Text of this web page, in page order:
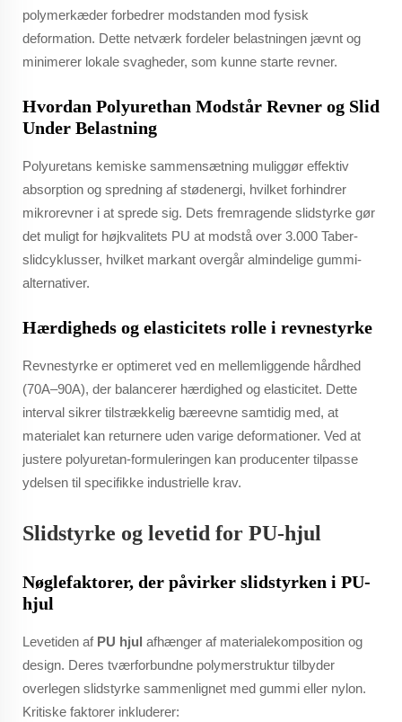
polymerkæder forbedrer modstanden mod fysisk
deformation. Dette netværk fordeler belastningen jævnt og
minimerer lokale svagheder, som kunne starte revner.
Hvordan Polyurethan Modstår Revner og Slid
Under Belastning
Polyuretans kemiske sammensætning muliggør effektiv
absorption og spredning af stødenergi, hvilket forhindrer
mikrorevner i at sprede sig. Dets fremragende slidstyrke gør
det muligt for højkvalitets PU at modstå over 3.000 Taber-
slidcyklusser, hvilket markant overgår almindelige gummi-
alternativer.
Hærdigheds og elasticitets rolle i revnestyrke
Revnestyrke er optimeret ved en mellemliggende hårdhed
(70A–90A), der balancerer hærdighed og elasticitet. Dette
interval sikrer tilstrækkelig bæreevne samtidig med, at
materialet kan returnere uden varige deformationer. Ved at
justere polyuretan-formuleringen kan producenter tilpasse
ydelsen til specifikke industrielle krav.
Slidstyrke og levetid for PU-hjul
Nøglefaktorer, der påvirker slidstyrken i PU-
hjul
Levetiden af PU hjul afhænger af materialekomposition og
design. Deres tværforbundne polymerstruktur tilbyder
overlegen slidstyrke sammenlignet med gummi eller nylon.
Kritiske faktorer inkluderer: